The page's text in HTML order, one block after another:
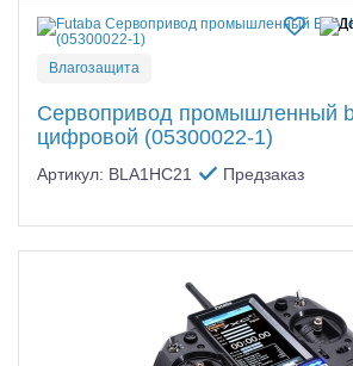
Влагозащита
Сервопривод промышленный
цифровой (05300022-1)
Артикул: BLA1HC21 Предзаказ